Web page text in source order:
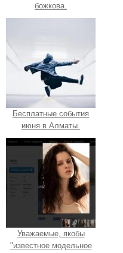
божкова.
Бесплатные события
июня в Алматы.
Уважаемые, якобы
"известное модельное